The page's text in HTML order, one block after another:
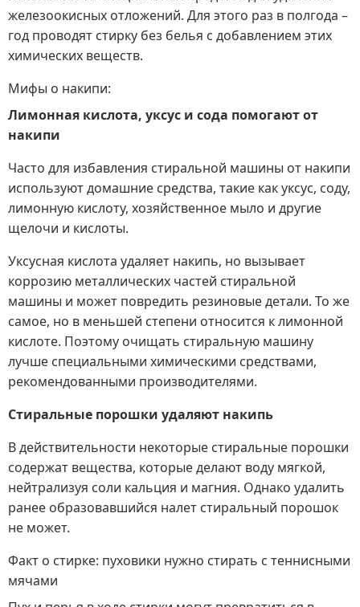
железоокисных отложений. Для этого раз в полгода –
год проводят стирку без белья с добавлением этих
химических веществ.
Мифы о накипи:
Лимонная кислота, уксус и сода помогают от
накипи
Часто для избавления стиральной машины от накипи
используют домашние средства, такие как уксус, соду,
лимонную кислоту, хозяйственное мыло и другие
щелочи и кислоты.
Уксусная кислота удаляет накипь, но вызывает
коррозию металлических частей стиральной
машины и может повредить резиновые детали. То же
самое, но в меньшей степени относится к лимонной
кислоте. Поэтому очищать стиральную машину
лучше специальными химическими средствами,
рекомендованными производителями.
Стиральные порошки удаляют накипь
В действительности некоторые стиральные порошки
содержат вещества, которые делают воду мягкой,
нейтрализуя соли кальция и магния. Однако удалить
ранее образовавшийся налет стиральный порошок
не может.
Факт о стирке: пуховики нужно стирать с теннисными
мячами